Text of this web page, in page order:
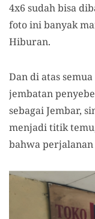
4x6 sudah bisa
foto ini banyak
Hiburan.
Dan di atas
jembatan
sebagai Jembar,
menjadi titik
bahwa